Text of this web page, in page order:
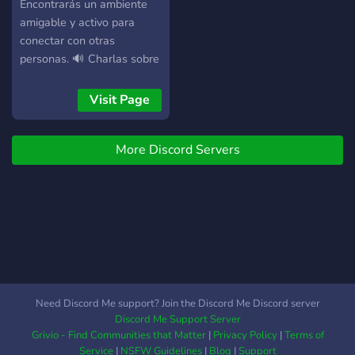
diversión 🎉 🌟 Moderación
activa y atenta para
garantizar un espacio
Entonces, ¿a qué esperas?
¡Únete a nuestro servidor
increíble! 😍
Encontrarás un ambiente
amigable y activo para
conectar con otras
personas. 🔊 Charlas sobre
organizar partidas y hacer
nuevos amigos.
Visit Page
More Discord Servers
Need Discord Me support? Join the Discord Me Discord server
Discord Me Support Server
Grivio - Find Communities that Matter| Privacy Policy|Terms of
Service| NSFW Guidelines| Blog |Support